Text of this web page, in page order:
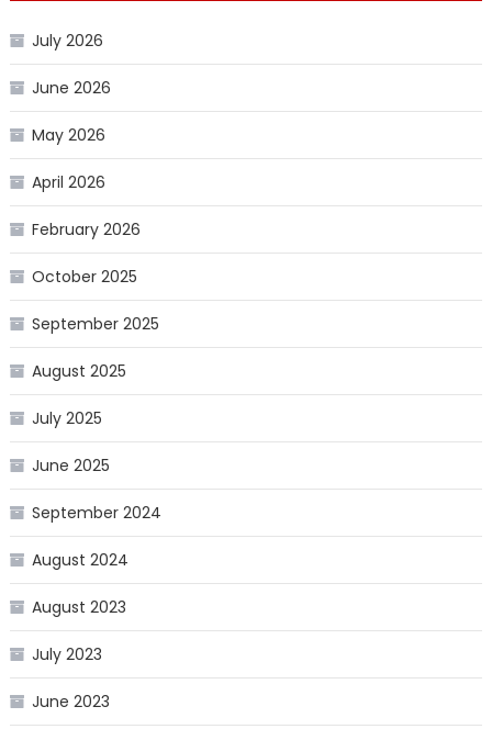
July 2026
June 2026
May 2026
April 2026
February 2026
October 2025
September 2025
August 2025
July 2025
June 2025
September 2024
August 2024
August 2023
July 2023
June 2023